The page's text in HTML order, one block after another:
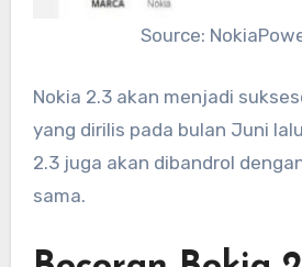
Source:
Nokia 2.3 akan menjadi
yang dirilis pada bulan Juni
2.3 juga akan dibandrol
sama.